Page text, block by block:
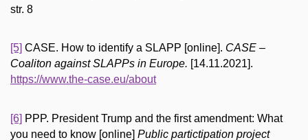
str. 8
[5] CASE. How to identify a SLAPP [online]. CASE –
Coaliton against SLAPPs in Europe. [14.11.2021].
https://www.the-case.eu/about
[6] PPP. President Trump and the first amendment: What
you need to know [online] Public partictipation project